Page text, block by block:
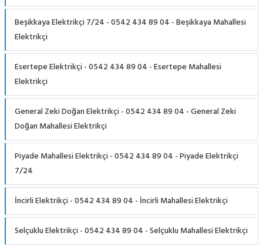
Beşikkaya Elektrikçi 7/24 - 0542 434 89 04 - Beşikkaya Mahallesi
Elektrikçi
Esertepe Elektrikçi - 0542 434 89 04 - Esertepe Mahallesi
Elektrikçi
General Zeki Doğan Elektrikçi - 0542 434 89 04 - General Zeki
Doğan Mahallesi Elektrikçi
Piyade Mahallesi Elektrikçi - 0542 434 89 04 - Piyade Elektrikçi
7/24
İncirli Elektrikçi - 0542 434 89 04 - İncirli Mahallesi Elektrikçi
Selçuklu Elektrikçi - 0542 434 89 04 - Selçuklu Mahallesi Elektrikçi